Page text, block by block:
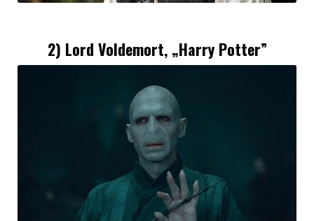
2) Lord Voldemort, „Harry Potter”